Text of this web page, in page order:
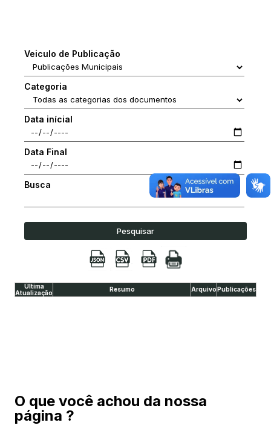
Veiculo de Publicação
Categoria
Data inícial
Data Final
Busca
Pesquisar
Última
Atualização
Resumo ArquivoPublicações
O que você achou da nossa
página ?